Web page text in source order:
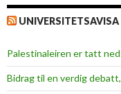
UNIVERSITETSAVISA
Palestinaleiren er tatt
Bidrag til en verdig